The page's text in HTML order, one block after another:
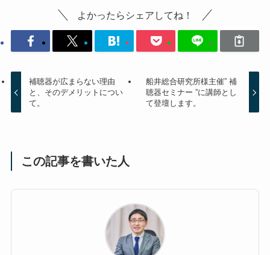
よかったらシェアしてね！
補聴器が広まらない理由
と、そのデメリットについ
て。
船井総合研究所様主催” 補
聴器セミナー ”に講師とし
て登壇します。
この記事を書いた人